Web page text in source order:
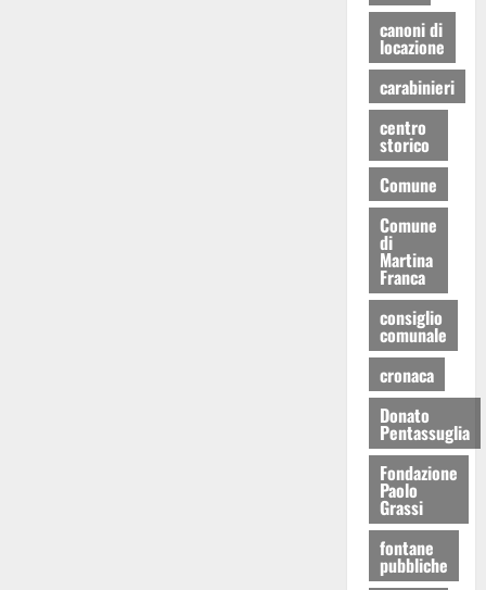
canoni di
locazione
carabinieri
centro
storico
Comune
Comune
di
Martina
Franca
consiglio
comunale
cronaca
Donato
Pentassuglia
Fondazione
Paolo
Grassi
fontane
pubbliche